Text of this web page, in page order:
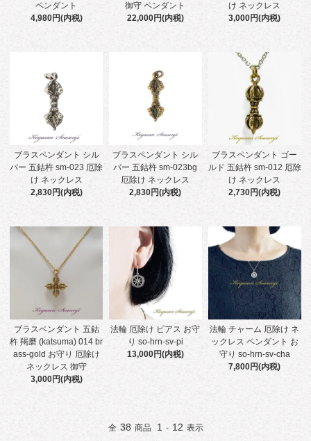
ペンダント
4,980円(内税)
御守 ペンダント
22,000円(内税)
け ネックレス
3,000円(内税)
ブラスペンダント シル
バー 五鈷杵 sm-023 厄除
け ネックレス
2,830円(内税)
ブラスペンダント シル
バー 五鈷杵 sm-023bg
厄除け ネックレス
2,830円(内税)
ブラスペンダント ゴー
ルド 五鈷杵 sm-012 厄除
け ネックレス
2,730円(内税)
ブラスペンダント 五鈷
杵 羯磨 (katsuma) 014 br
ass-gold お守り 厄除け
ネックレス 御守
3,000円(内税)
法輪 厄除け ピアス お守
り so-hrn-sv-pi
13,000円(内税)
法輪 チャーム 厄除け ネ
ックレス ペンダント お
守り so-hrn-sv-cha
7,800円(内税)
全 38 商品 1 - 12 表示